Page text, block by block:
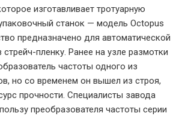
изготавливает тротуарную
станок — модель Octopus
предназначено для автоматической
стрейч-пленку. Ранее на узле размотки
частоты одного из
но со временем он вышел из строя,
прочности. Специалисты завода
преобразователя частоты серии